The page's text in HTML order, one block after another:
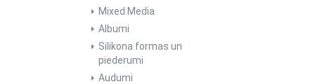
Mixed Media
Albumi
Silikona formas un
piederumi
Audumi